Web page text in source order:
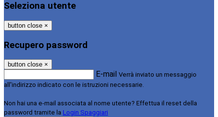
Seleziona utente
button close ×
Recupero password
button close ×
E-mail Verrà inviato un messaggio
all'indirizzo indicato con le istruzioni necessarie.
Non hai una e-mail associata al nome utente? Effettua il reset della
password tramite la Login Spaggiari